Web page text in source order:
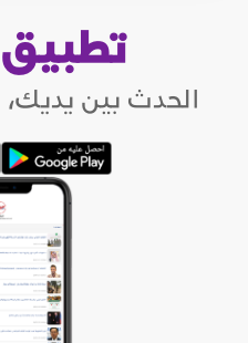
الحدث بين يديك،